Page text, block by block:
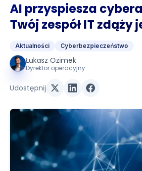
AI przyspiesza
Twój zespół IT zdąży
Aktualności Cyberbezpieczeństwo
Łukasz Ozimek
Dyrektor operacyjny
Udostępnij